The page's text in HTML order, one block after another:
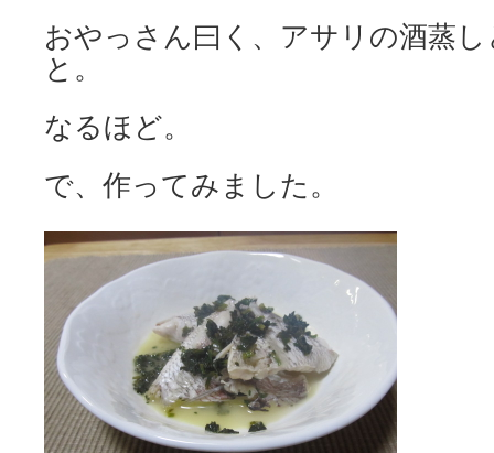
おやっさん曰く、アサリの酒蒸
と。
なるほど。
で、作ってみました。